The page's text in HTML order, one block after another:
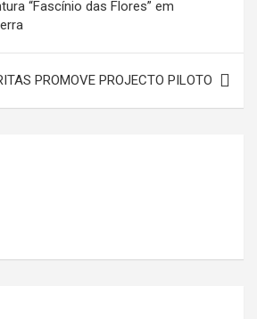
“Fascínio das Flores” em
PROMOVE PROJECTO PILOTO